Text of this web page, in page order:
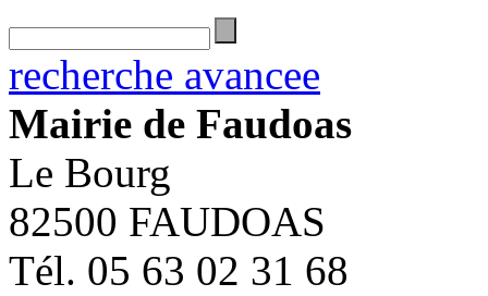
recherche avancee
Mairie de Faudoas
Le Bourg
82500 FAUDOAS
Tél. 05 63 02 31 68